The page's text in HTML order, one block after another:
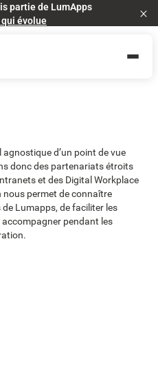
partie de LumApps
qui évolue
d’un point de vue
donc des partenariats étroits
et des Digital Workplace
permet de connaître
Lumapps, de faciliter les
accompagner pendant les